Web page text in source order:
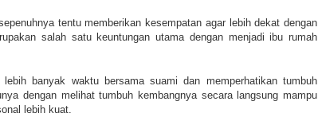
tentu memberikan kesempatan agar lebih dekat dengan
salah satu keuntungan utama dengan menjadi ibu rumah
lebih banyak waktu bersama suami dan memperhatikan tumbuh
dengan melihat tumbuh kembangnya secara langsung mampu
lebih kuat.